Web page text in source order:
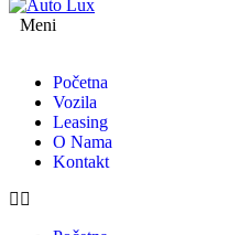
Meni
Početna
Vozila
Leasing
O Nama
Kontakt